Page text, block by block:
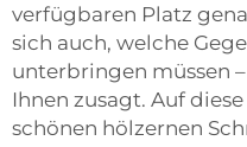
verfügbaren Platz
sich auch, welche
unterbringen müssen
Ihnen zusagt. Auf
schönen hölzernen